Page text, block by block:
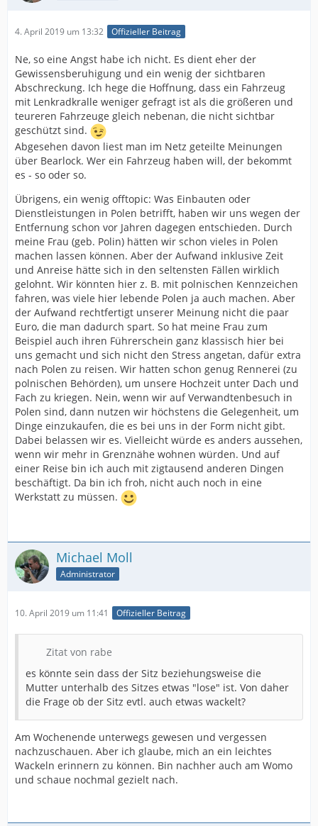
4. April 2019 um 13:32 Offizieller Beitrag
Ne, so eine Angst habe ich nicht. Es dient eher der
Gewissensberuhigung und ein wenig der sichtbaren
Abschreckung. Ich hege die Hoffnung, dass ein Fahrzeug
mit Lenkradkralle weniger gefragt ist als die größeren und
teureren Fahrzeuge gleich nebenan, die nicht sichtbar
geschützt sind.
Abgesehen davon liest man im Netz geteilte Meinungen
über Bearlock. Wer ein Fahrzeug haben will, der bekommt
es - so oder so.
Übrigens, ein wenig offtopic: Was Einbauten oder
Dienstleistungen in Polen betrifft, haben wir uns wegen der
Entfernung schon vor Jahren dagegen entschieden. Durch
meine Frau (geb. Polin) hätten wir schon vieles in Polen
machen lassen können. Aber der Aufwand inklusive Zeit
und Anreise hätte sich in den seltensten Fällen wirklich
gelohnt. Wir könnten hier z. B. mit polnischen Kennzeichen
fahren, was viele hier lebende Polen ja auch machen. Aber
der Aufwand rechtfertigt unserer Meinung nicht die paar
Euro, die man dadurch spart. So hat meine Frau zum
Beispiel auch ihren Führerschein ganz klassisch hier bei
uns gemacht und sich nicht den Stress angetan, dafür extra
nach Polen zu reisen. Wir hatten schon genug Rennerei (zu
polnischen Behörden), um unsere Hochzeit unter Dach und
Fach zu kriegen. Nein, wenn wir auf Verwandtenbesuch in
Polen sind, dann nutzen wir höchstens die Gelegenheit, um
Dinge einzukaufen, die es bei uns in der Form nicht gibt.
Dabei belassen wir es. Vielleicht würde es anders aussehen,
wenn wir mehr in Grenznähe wohnen würden. Und auf
einer Reise bin ich auch mit zigtausend anderen Dingen
beschäftigt. Da bin ich froh, nicht auch noch in eine
Werkstatt zu müssen.
Michael Moll
Administrator
10. April 2019 um 11:41 Offizieller Beitrag
Zitat von rabe
es könnte sein dass der Sitz beziehungsweise die
Mutter unterhalb des Sitzes etwas "lose" ist. Von daher
die Frage ob der Sitz evtl. auch etwas wackelt?
Am Wochenende unterwegs gewesen und vergessen
nachzuschauen. Aber ich glaube, mich an ein leichtes
Wackeln erinnern zu können. Bin nachher auch am Womo
und schaue nochmal gezielt nach.